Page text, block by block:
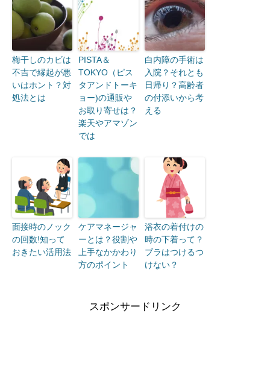
梅干しのカビは
不吉で縁起が悪
いはホント？対
処法とは
PISTA＆
TOKYO（ピス
タアンドトーキ
ョー)の通販や
お取り寄せは？
楽天やアマゾン
では
白内障の手術は
入院？それとも
日帰り？高齢者
の付添いから考
える
面接時のノック
の回数!知って
おきたい活用法
ケアマネージャ
ーとは？役割や
上手なかかわり
方のポイント
浴衣の着付けの
時の下着って？
ブラはつけるつ
けない？
スポンサードリンク